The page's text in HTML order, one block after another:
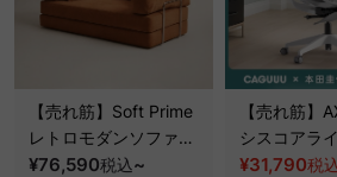
【売れ筋】Soft Prime
レトロモダンソファベ
ッド｜20色以上から選
¥76,590税込~
【売れ筋】
シスコアラ
スチェア
¥31,790税